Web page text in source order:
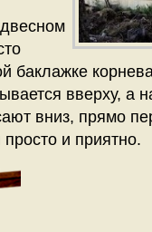
баклажке
вверху, а
вниз, прямо
и приятно.